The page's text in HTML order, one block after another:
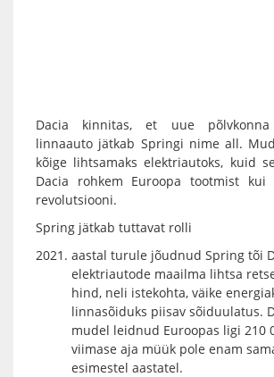
Dacia kinnitas, et uue põlvkonna
linnaauto jätkab Springi nime all.
kõige lihtsamaks elektriautoks, kuid
Dacia rohkem Euroopa tootmist
revolutsiooni.
Spring jätkab tuttavat rolli
aastal turule jõudnud Spring tõi
elektriautode maailma lihtsa
hind, neli istekohta, väike
linnasõiduks piisav sõiduulatus.
mudel leidnud Euroopas ligi 210
viimase aja müük pole enam
esimestel aastatel.